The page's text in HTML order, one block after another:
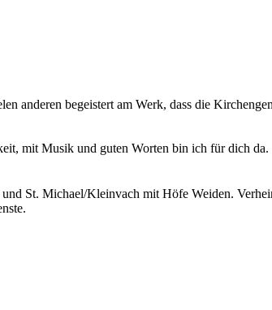
anderen begeistert am Werk, dass die
mit Musik und guten Worten bin ich für dich da.
St. Michael/Kleinvach mit Höfe Weiden.